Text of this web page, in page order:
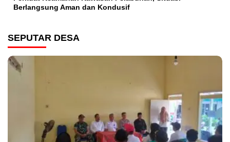
Berlangsung Aman dan Kondusif
SEPUTAR DESA